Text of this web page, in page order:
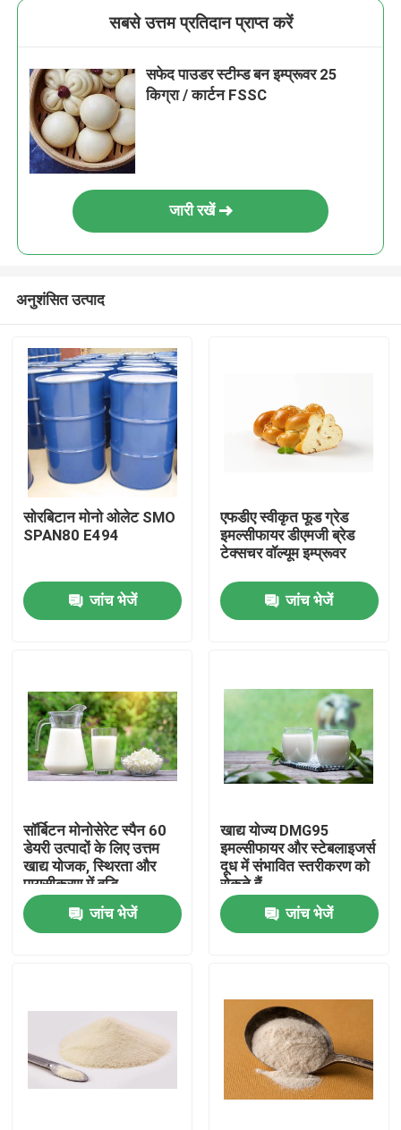
वीडियो
वीआर शो
हमारे बारे में
कारखाना भ्रमण
संपर्क करें
समाचार
सबसे उत्तम प्रतिदान प्राप्त करें
सफेद पाउडर स्टीम्ड बन इम्प्रूवर 25
किग्रा / कार्टन FSSC
जारी रखें
अनुशंसित उत्पाद
सोरबिटान मोनो ओलेट SMO
SPAN80 E494
जांच भेजें
एफडीए स्वीकृत फूड ग्रेड
इमल्सीफायर डीएमजी ब्रेड
टेक्सचर वॉल्यूम इम्प्रूवर
जांच भेजें
सॉर्बिटन मोनोसेरेट स्पैन 60
डेयरी उत्पादों के लिए उत्तम
खाद्य योजक, स्थिरता और
पायसीकरण में वृद्धि
जांच भेजें
खाद्य योज्य DMG95
इमल्सीफायर और स्टेबलाइजर्स
दूध में संभावित स्तरीकरण को
रोकते हैं
जांच भेजें